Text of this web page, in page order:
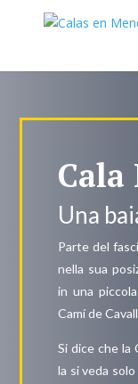
Cala
Una
Parte del
nella sua
in una
Camí de
Si dice che la
la si veda